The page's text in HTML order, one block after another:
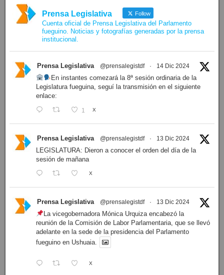
Prensa Legislativa Follow
Cuenta oficial de Prensa Legislativa del Parlamento
fueguino. Noticias y fotografías generadas por la prensa
institucional.
Prensa Legislativa @prensalegistdf · 14 Dic 2024
En instantes comezará la 8ª sesión ordinaria de la
Legislatura fueguina, seguí la transmisión en el siguiente
enlace:
1 X
Prensa Legislativa @prensalegistdf · 13 Dic 2024
LEGISLATURA: Dieron a conocer el orden del día de la
sesión de mañana
X
Prensa Legislativa @prensalegistdf · 13 Dic 2024
La vicegobernadora Mónica Urquiza encabezó la
reunión de la Comisión de Labor Parlamentaria, que se llevó
adelante en la sede de la presidencia del Parlamento
fueguino en Ushuaia.
X